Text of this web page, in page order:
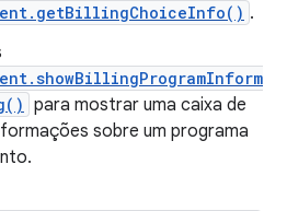
.
para mostrar uma caixa de
sobre um programa